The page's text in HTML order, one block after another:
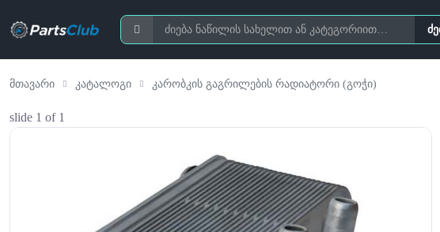
მთავარი კატალოგი კარობკის გაგრილების რადიატორი (გოჭი)
slide 1 of 1